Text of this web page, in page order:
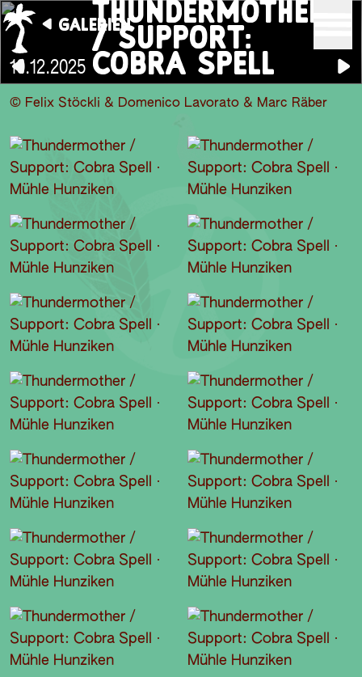
GALERIEN
10.12.2025
THUNDERMOTHER
/ SUPPORT:
COBRA SPELL
© Felix Stöckli & Domenico Lavorato & Marc Räber